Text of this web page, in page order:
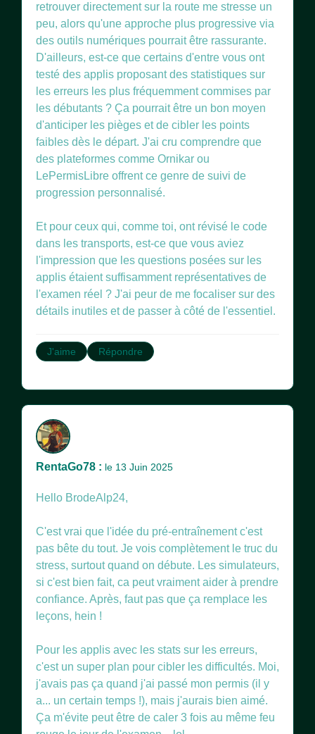
retrouver directement sur la route me stresse un
peu, alors qu'une approche plus progressive via
des outils numériques pourrait être rassurante.
D'ailleurs, est-ce que certains d'entre vous ont
testé des applis proposant des statistiques sur
les erreurs les plus fréquemment commises par
les débutants ? Ça pourrait être un bon moyen
d'anticiper les pièges et de cibler les points
faibles dès le départ. J'ai cru comprendre que
des plateformes comme Ornikar ou
LePermisLibre offrent ce genre de suivi de
progression personnalisé.
Et pour ceux qui, comme toi, ont révisé le code
dans les transports, est-ce que vous aviez
l'impression que les questions posées sur les
applis étaient suffisamment représentatives de
l'examen réel ? J'ai peur de me focaliser sur des
détails inutiles et de passer à côté de l'essentiel.
J'aime Répondre
RentaGo78 : le 13 Juin 2025
Hello BrodeAlp24,
C'est vrai que l'idée du pré-entraînement c'est
pas bête du tout. Je vois complètement le truc du
stress, surtout quand on débute. Les simulateurs,
si c'est bien fait, ca peut vraiment aider à prendre
confiance. Après, faut pas que ça remplace les
leçons, hein !
Pour les applis avec les stats sur les erreurs,
c'est un super plan pour cibler les difficultés. Moi,
j'avais pas ça quand j'ai passé mon permis (il y
a... un certain temps !), mais j'aurais bien aimé.
Ça m'évite peut être de caler 3 fois au même feu